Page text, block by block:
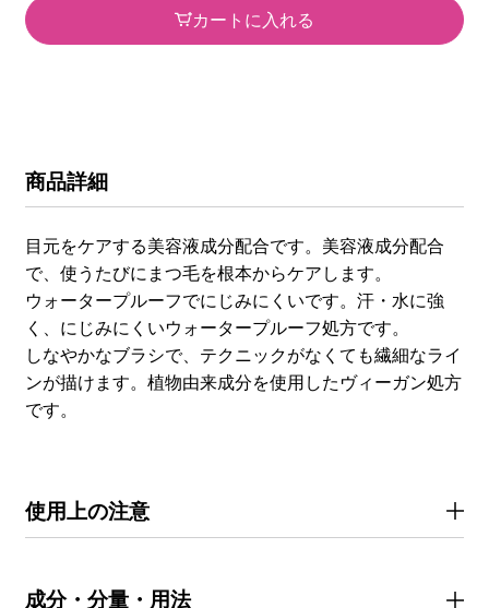
カートに入れる
商品詳細
目元をケアする美容液成分配合です。美容液成分配合
で、使うたびにまつ毛を根本からケアします。
ウォータープルーフでにじみにくいです。汗・水に強
く、にじみにくいウォータープルーフ処方です。
しなやかなブラシで、テクニックがなくても繊細なライ
ンが描けます。植物由来成分を使用したヴィーガン処方
です。
使用上の注意
成分・分量・用法